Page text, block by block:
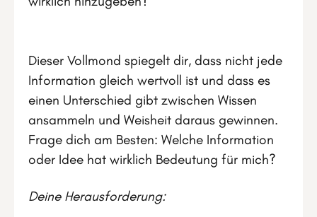
Dieser Vollmond spiegelt dir, dass nicht jede
Information gleich wertvoll ist und dass es
einen Unterschied gibt zwischen Wissen
ansammeln und Weisheit daraus gewinnen.
Frage dich am Besten: Welche Information
oder Idee hat wirklich Bedeutung für mich?
Deine Herausforderung: